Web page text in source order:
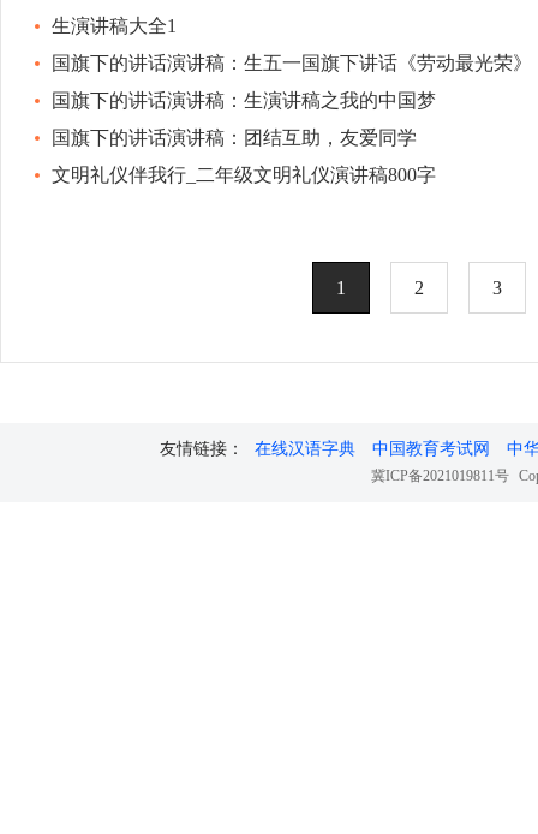
生演讲稿大全1
国旗下的讲话演讲稿：生五一国旗下讲话《劳动最光荣》
国旗下的讲话演讲稿：生演讲稿之我的中国梦
国旗下的讲话演讲稿：团结互助，友爱同学
文明礼仪伴我行_二年级文明礼仪演讲稿800字
1 2 3
友情链接： 在线汉语字典 中国教育考试网 中
冀ICP备2021019811号